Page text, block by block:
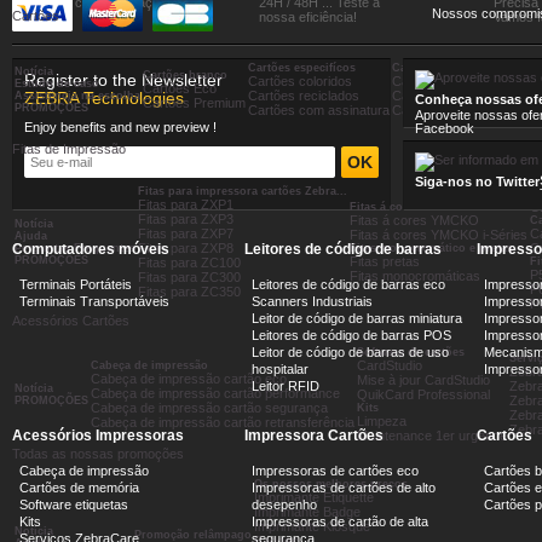
Cartões
Notícia
Estudo de caso
Assistência na escolha
PROMOÇÕES
Cartões branco
Cartões Eco
Cartões Premium
Cartões especifícos
Cartões coloridos
Cartões reciclados
Cartões com assinatura
Cartões proximidade RFID
Cartões Mifare
Cartões UHF e RFID
Cartões com segurança
Fitas de Impressão
Notícia
Ajuda
Perguntas Frequentes
PROMOÇÕES
Fitas para impressora cartões Zebra...
Fitas para ZXP1
Fitas para ZXP3
Fitas para ZXP7
Fitas para ZXP8
Fitas para ZC100
Fitas para ZC300
Fitas para ZC350
Fitas á cores
Fitas á cores YMCKO
Fitas á cores YMCKO i-Séries
Fitas monocromático e pretas
Fitas pretas
Fitas monocromáticas
Acessórios Cartões
Notícia
PROMOÇÕES
Cabeça de impressão
Cabeça de impressão cartão eco
Cabeça de impressão cartão performance
Cabeça de impressão cartão segurança
Cabeça de impressão cartão retransferência
Software de cartões
CardStudio
Mise à jour CardStudio
QuikCard Professional
Kits
Limpeza
Maintenance 1er urgence
Todas as nossas promoções
Notícia
Promoção relâmpago
Os nossos melhores preços
Imprimante Etiquette
Imprimante Badge
Imprimante Kiosque
nossa eficiência!
Vamos
Nossos
Register to the Newsletter
ZEBRA Technologies
Enjoy benefits and new preview !
Conheça nossas
Aproveite nossas
Facebook
Siga-nos no Twitter
Computadores móveis
Terminais Portáteis
Terminais Transportáveis
Leitores de código de barras
Leitores de código de barras eco
Scanners Industriais
Leitor de código de barras miniatura
Leitores de código de barras POS
Leitor de código de barras de uso
hospitalar
Leitor RFID
Acessórios Impressoras
Cabeça de impressão
Cartões de memória
Software etiquetas
Kits
Serviços ZebraCare
Impressora Cartões
Impressoras de cartões eco
Impressoras de cartões de alto
desepenho
Impressoras de cartão de alta
segurança
Cartões
Cartões
Cartões
Cartões